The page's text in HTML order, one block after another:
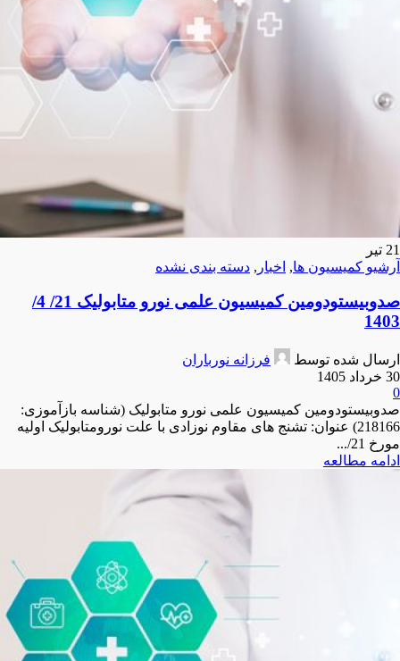
21 تیر
آرشیو کمیسیون ها, اخبار , دسته بندی نشده
صدوبیستودومین کمیسیون علمی نورو متابولیک 21/ 4/
1403
ارسال شده توسط
فرزانه نورباران
30 خرداد 1405
0
صدوبیستودومین کمیسیون علمی نورو متابولیک (شناسه بازآموزی:
218166) عنوان: تشنج های مقاوم نوزادی با علت نورومتابولیک اولیه
مورخ 21/...
ادامه مطالعه